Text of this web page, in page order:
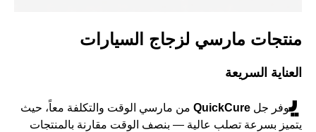
منتجات مارسي لزجاج السيارات
العناية السريعة
يوفر جل QuickCureمن مارسي الوقت والتكلفة معاً، حيث
يتميز بسرعة تصلب عالية — بنصف الوقت مقارنة بالمنتجات